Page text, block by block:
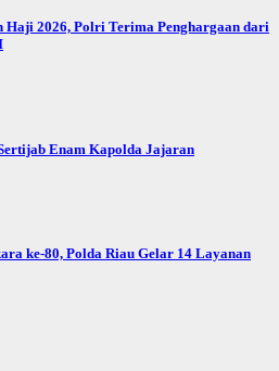
Haji 2026, Polri Terima Penghargaan dari
Enam Kapolda Jajaran
ke-80, Polda Riau Gelar 14 Layanan